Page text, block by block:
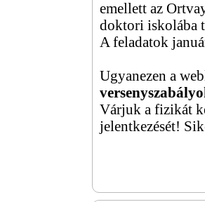
emellett az
doktori iskolába
A feladatok
Ugyanezen a
Várjuk a fizikát
jelentkezését!